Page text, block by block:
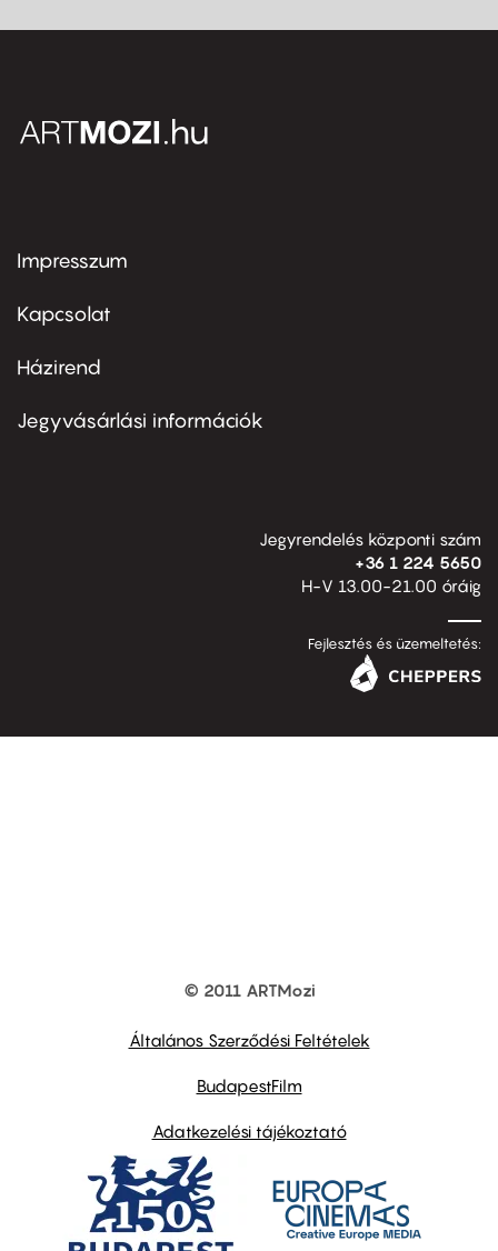
Footer
first
Impresszum
Kapcsolat
Footer
second
Házirend
Jegyvásárlási információk
Jegyrendelés központi szám
+36 1 224 5650
H-V 13.00-21.00 óráig
Fejlesztés és üzemeltetés:
© 2011 ARTMozi
Általános Szerződési Feltételek
BudapestFilm
Adatkezelési tájékoztató